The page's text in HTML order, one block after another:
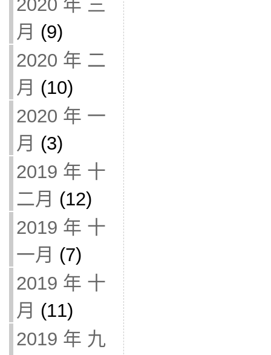
2020 年 三
月 (9)
2020 年 二
月 (10)
2020 年 一
月 (3)
2019 年 十
二月 (12)
2019 年 十
一月 (7)
2019 年 十
月 (11)
2019 年 九